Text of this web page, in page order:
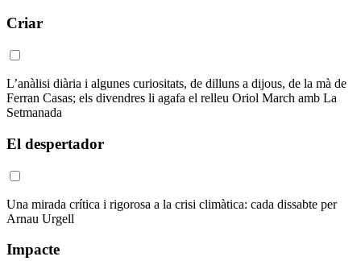
Criar
L’anàlisi diària i algunes curiositats, de dilluns a dijous, de la mà de
Ferran Casas; els divendres li agafa el relleu Oriol March amb La
Setmanada
El despertador
Una mirada crítica i rigorosa a la crisi climàtica: cada dissabte per
Arnau Urgell
Impacte